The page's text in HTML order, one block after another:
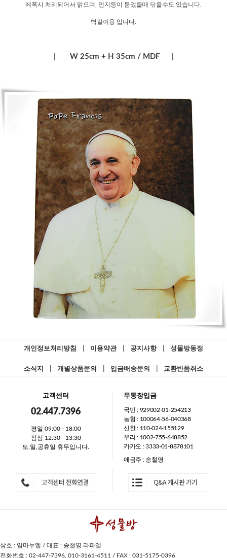
에폭시 처리되어서 맑으며, 먼지등이 묻었을때 닦을수도 있습니다.
벽걸이용 입니다.
| W 25cm + H 35cm / MDF |
개인정보처리방침 이용약관 공지사항 성물방동정
소식지 개별상품문의 입금배송문의 교환반품취소
고객센터
02.447.7396
평일 09:00 - 18:00
점심 12:30 - 13:30
토,일,공휴일 휴무입니다.
무통장입금
국민 : 929002-01-254213
농협 : 100064-56-040368
신한 : 110-024-155129
우리 : 1002-755-648852
카카오 : 3333-01-8878101
예금주 : 송철영
상호 : 임마누엘 / 대표 : 송철영 라파엘
전화번호 : 02-447-7396, 010-3161-4511 / FAX : 031-5175-0396